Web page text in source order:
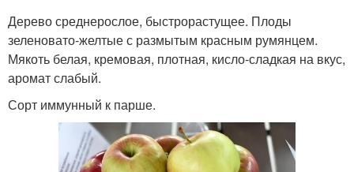
Дерево среднерослое, быстрорастущее. Плоды
зеленовато-желтые с размытым красным румянцем.
Мякоть белая, кремовая, плотная, кисло-сладкая на вкус,
аромат слабый.
Сорт иммунный к парше.